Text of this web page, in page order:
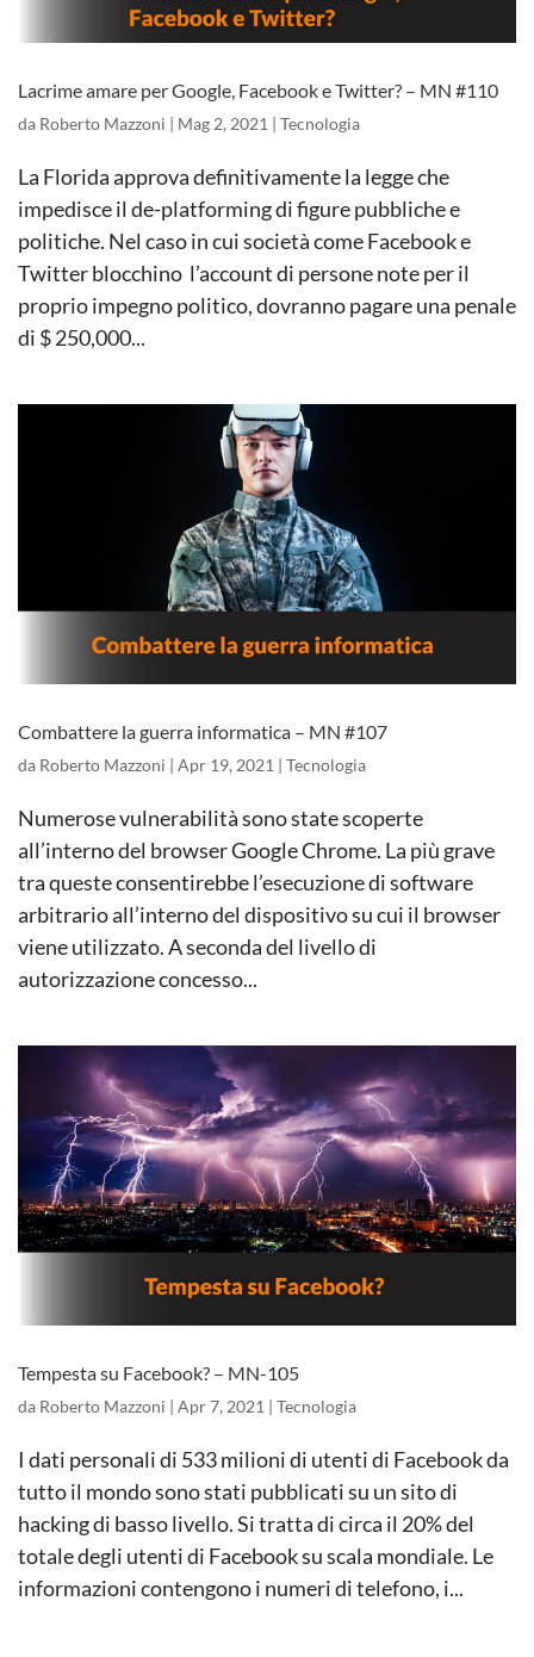
Lacrime amare per Google, Facebook e Twitter? – MN #110
da Roberto Mazzoni | Mag 2, 2021 | Tecnologia
La Florida approva definitivamente la legge che
impedisce il de-platforming di figure pubbliche e
politiche. Nel caso in cui società come Facebook e
Twitter blocchino l’account di persone note per il
proprio impegno politico, dovranno pagare una penale
di $ 250,000...
Combattere la guerra informatica – MN #107
da Roberto Mazzoni | Apr 19, 2021 | Tecnologia
Numerose vulnerabilità sono state scoperte
all’interno del browser Google Chrome. La più grave
tra queste consentirebbe l’esecuzione di software
arbitrario all’interno del dispositivo su cui il browser
viene utilizzato. A seconda del livello di
autorizzazione concesso...
Tempesta su Facebook? – MN-105
da Roberto Mazzoni | Apr 7, 2021 | Tecnologia
I dati personali di 533 milioni di utenti di Facebook da
tutto il mondo sono stati pubblicati su un sito di
hacking di basso livello. Si tratta di circa il 20% del
totale degli utenti di Facebook su scala mondiale. Le
informazioni contengono i numeri di telefono, i...